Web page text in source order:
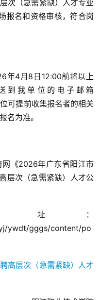
次（急需紧缺）人才专业
报名和资格审核，符合岗
年4月8日12:00前将以上
到我单位的电子邮箱
可提前收集报名者的相关
名为准。
《2026年广东省阳江市
层次（急需紧缺）人才公
址：
ywdt/gggs/content/po
高层次（急需紧缺）人才